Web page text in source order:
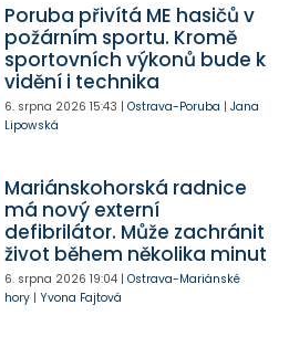
Poruba přivítá ME hasičů v
požárním sportu. Kromě
sportovních výkonů bude k
vidění i technika
6. srpna 2026 15:43 | Ostrava-Poruba | Jana
Lipowská
Mariánskohorská radnice
má nový externí
defibrilátor. Může zachránit
život během několika minut
6. srpna 2026 19:04| Ostrava-Mariánské
hory| Yvona Fajtová